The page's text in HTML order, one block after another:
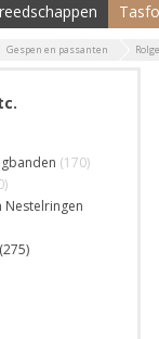
Gespen en passanten
(170)
Nestelringen
(275)